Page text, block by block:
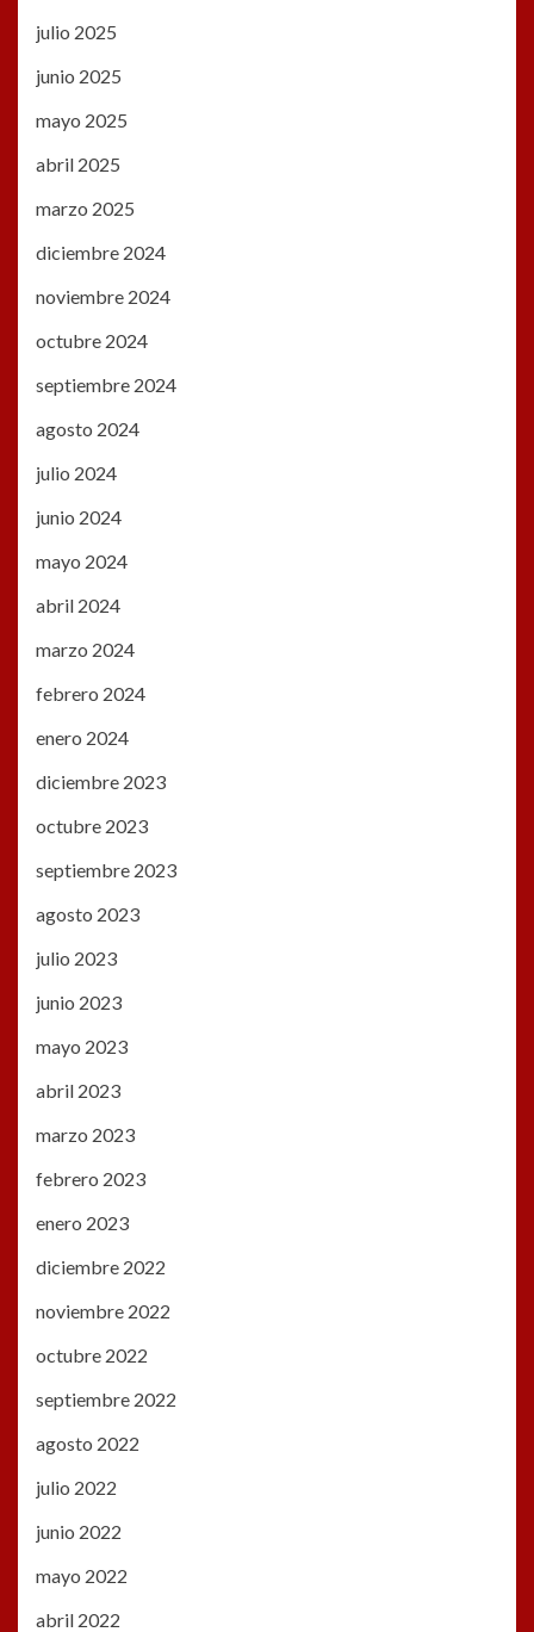
julio 2025
junio 2025
mayo 2025
abril 2025
marzo 2025
diciembre 2024
noviembre 2024
octubre 2024
septiembre 2024
agosto 2024
julio 2024
junio 2024
mayo 2024
abril 2024
marzo 2024
febrero 2024
enero 2024
diciembre 2023
octubre 2023
septiembre 2023
agosto 2023
julio 2023
junio 2023
mayo 2023
abril 2023
marzo 2023
febrero 2023
enero 2023
diciembre 2022
noviembre 2022
octubre 2022
septiembre 2022
agosto 2022
julio 2022
junio 2022
mayo 2022
abril 2022